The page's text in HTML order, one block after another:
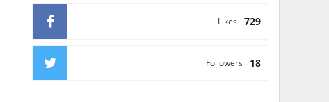
729
Likes
18
Followers